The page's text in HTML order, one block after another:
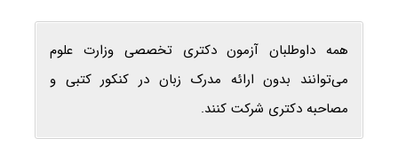
همه داوطلبان آزمون دکتری تخصصی وزارت علوم
می‌توانند بدون ارائه مدرک زبان در کنکور کتبی و
مصاحبه دکتری شرکت کنند.